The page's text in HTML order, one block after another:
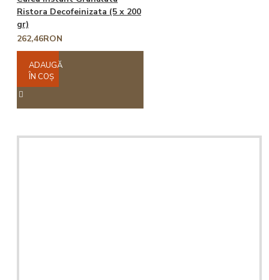
Ristora Decofeinizata (5 x 200
gr)
262,46RON
ADAUGĂ
ÎN COŞ